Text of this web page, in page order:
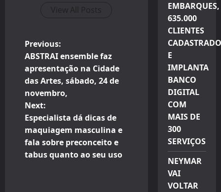
View All Posts
P
o
s
t
n
a
Previous:
ABSTRAI ensemble faz
apresentação na Cidade
das Artes, sábado, 24 de
novembro,
Next:
Especialista dá dicas de
maquiagem masculina e
fala sobre preconceito e
tabus quanto ao seu uso
EMBARQUES,
635.000
CLIENTES
E
IMPLANTA
BANCO
DIGITAL
COM
MAIS DE
300
SERVIÇOS
NEYMAR
VAI
VOLTAR